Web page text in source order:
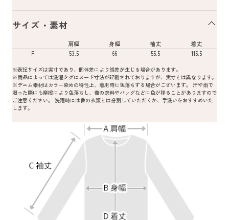
サイズ・素材
肩幅 身幅 袖丈
着丈
F
53.5 66 55.5 115.5
※表記サイズは実寸であり、個体差により誤差が生じる場合があります。
※商品によっては洗濯タグにヌード寸法が記載されておりますが、実寸とは異なります。
※デニム素材はカラー染めの特性上、着用時に色落ちする場合がございます。 汗や雨で
湿った際にも摩擦により色落ちし、他の衣料やバッグなどに色が移ることがありますので
ご注意ください。 洗濯時には他の衣類とは分別していただくか、手洗いをおすすめいた
します。